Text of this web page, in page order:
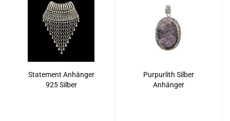
Statement Anhänger
925 Silber
Purpurlith Silber
Anhänger